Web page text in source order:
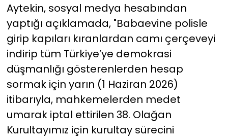
Aytekin, sosyal medya hesabından
yaptığı açıklamada, "Babaevine polisle
girip kapıları kıranlardan camı çerçeveyi
indirip tüm Türkiye’ye demokrasi
düşmanlığı gösterenlerden hesap
sormak için yarın (1 Haziran 2026)
itibarıyla, mahkemelerden medet
umarak iptal ettirilen 38. Olağan
Kurultayımız için kurultay sürecini